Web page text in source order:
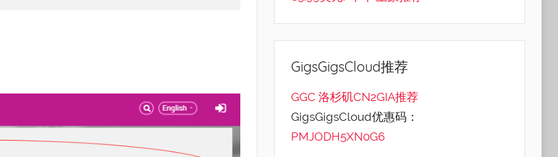
GigsGigsCloud推荐
GGC 洛杉矶CN2GIA推荐
GigsGigsCloud优惠码：
PMJODH5XN0G6